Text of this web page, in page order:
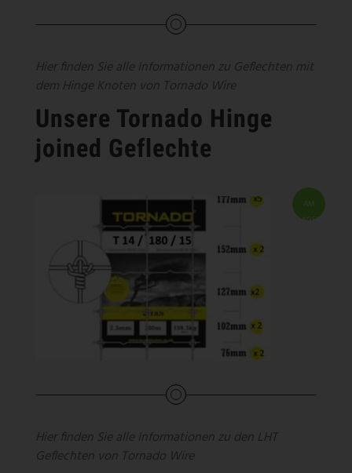
Hier finden Sie alle Informationen zu Geflechten mit
dem Hinge Knoten von Tornado Wire
Unsere Tornado Hinge
joined Geflechte
AM
LAGER
Hier finden Sie alle Informationen zu den LHT
Geflechten von Tornado Wire